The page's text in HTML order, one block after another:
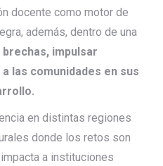
docente como motor de
además, dentro de una
impulsar
las comunidades en sus
en distintas regiones
donde los retos son
a instituciones